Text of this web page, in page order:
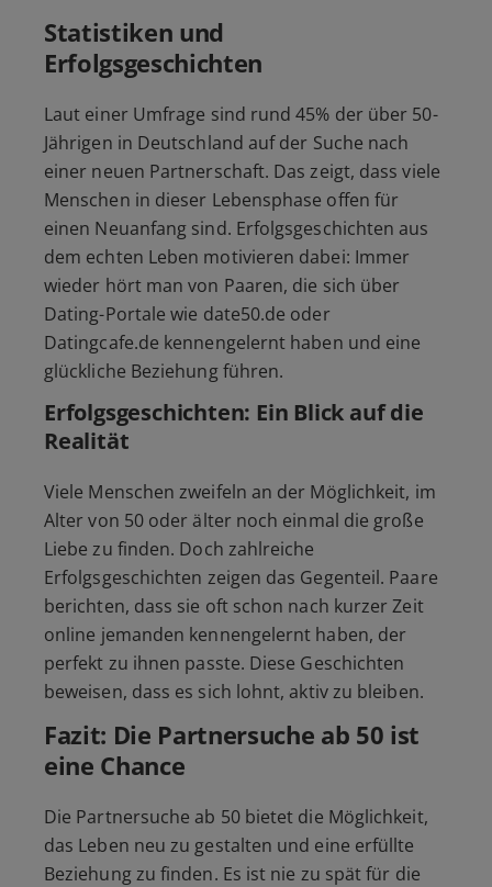
Statistiken und
Erfolgsgeschichten
Laut einer Umfrage sind rund 45% der über 50-
Jährigen in Deutschland auf der Suche nach
einer neuen Partnerschaft. Das zeigt, dass viele
Menschen in dieser Lebensphase offen für
einen Neuanfang sind. Erfolgsgeschichten aus
dem echten Leben motivieren dabei: Immer
wieder hört man von Paaren, die sich über
Dating-Portale wie date50.de oder
Datingcafe.de kennengelernt haben und eine
glückliche Beziehung führen.
Erfolgsgeschichten: Ein Blick auf die
Realität
Viele Menschen zweifeln an der Möglichkeit, im
Alter von 50 oder älter noch einmal die große
Liebe zu finden. Doch zahlreiche
Erfolgsgeschichten zeigen das Gegenteil. Paare
berichten, dass sie oft schon nach kurzer Zeit
online jemanden kennengelernt haben, der
perfekt zu ihnen passte. Diese Geschichten
beweisen, dass es sich lohnt, aktiv zu bleiben.
Fazit: Die Partnersuche ab 50 ist
eine Chance
Die Partnersuche ab 50 bietet die Möglichkeit,
das Leben neu zu gestalten und eine erfüllte
Beziehung zu finden. Es ist nie zu spät für die